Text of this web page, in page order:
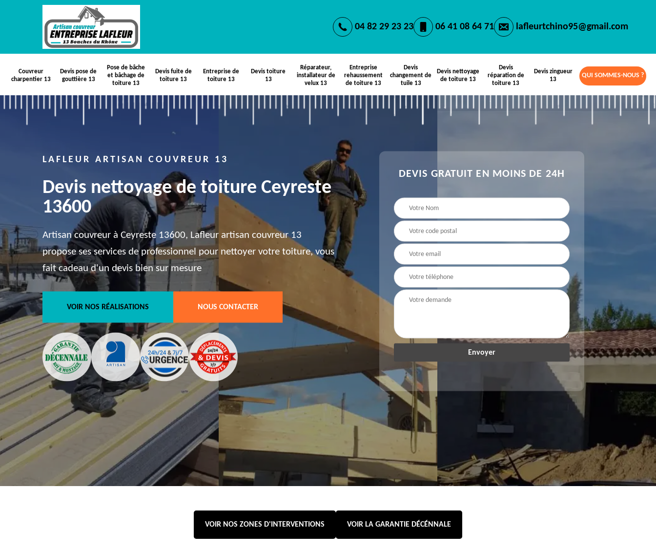
04 82 29 23 23 06 41 08 64 71 lafleurtchino95@gmail.com
Couvreur
charpentier 13
Devis pose de
gouttière 13
Pose de bâche
et bâchage de
toiture 13
Devis fuite de
toiture 13
Entreprise de
toiture 13
Devis toiture
13
Réparateur,
installateur de
velux 13
Entreprise
rehaussement
de toiture 13
Devis
changement de
tuile 13
Devis nettoyage
de toiture 13
Devis
réparation de
toiture 13
Devis zingueur
13
QUI SOMMES-NOUS ?
LAFLEUR ARTISAN COUVREUR 13
Devis nettoyage de toiture Ceyreste
13600
Artisan couvreur à Ceyreste 13600, Lafleur artisan couvreur 13
propose ses services de professionnel pour nettoyer votre toiture, vous
fait cadeau d'un devis bien sur mesure
VOIR NOS RÉALISATIONS NOUS CONTACTER
DEVIS GRATUIT EN MOINS DE 24H
VOIR NOS ZONES D'INTERVENTIONS VOIR LA GARANTIE DÉCÉNNALE